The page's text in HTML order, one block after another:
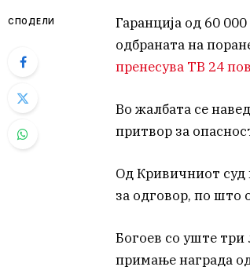
СПОДЕЛИ
Гаранција од 60
одбраната на
пренесува ТВ 24
Во жалбата се
притвор за
Од Кривичниот суд
за одговор, по што
Богоев со уште три
примање награда